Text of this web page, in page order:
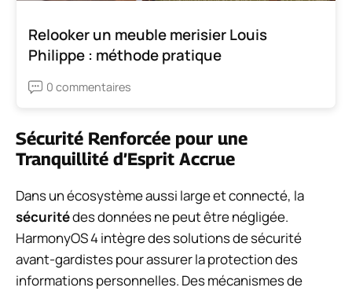
Relooker un meuble merisier Louis
Philippe : méthode pratique
0 commentaires
Sécurité Renforcée pour une
Tranquillité d’Esprit Accrue
Dans un écosystème aussi large et connecté, la
sécuritédes données ne peut être négligée.
HarmonyOS 4 intègre des solutions de sécurité
avant-gardistes pour assurer la protection des
informations personnelles. Des mécanismes de